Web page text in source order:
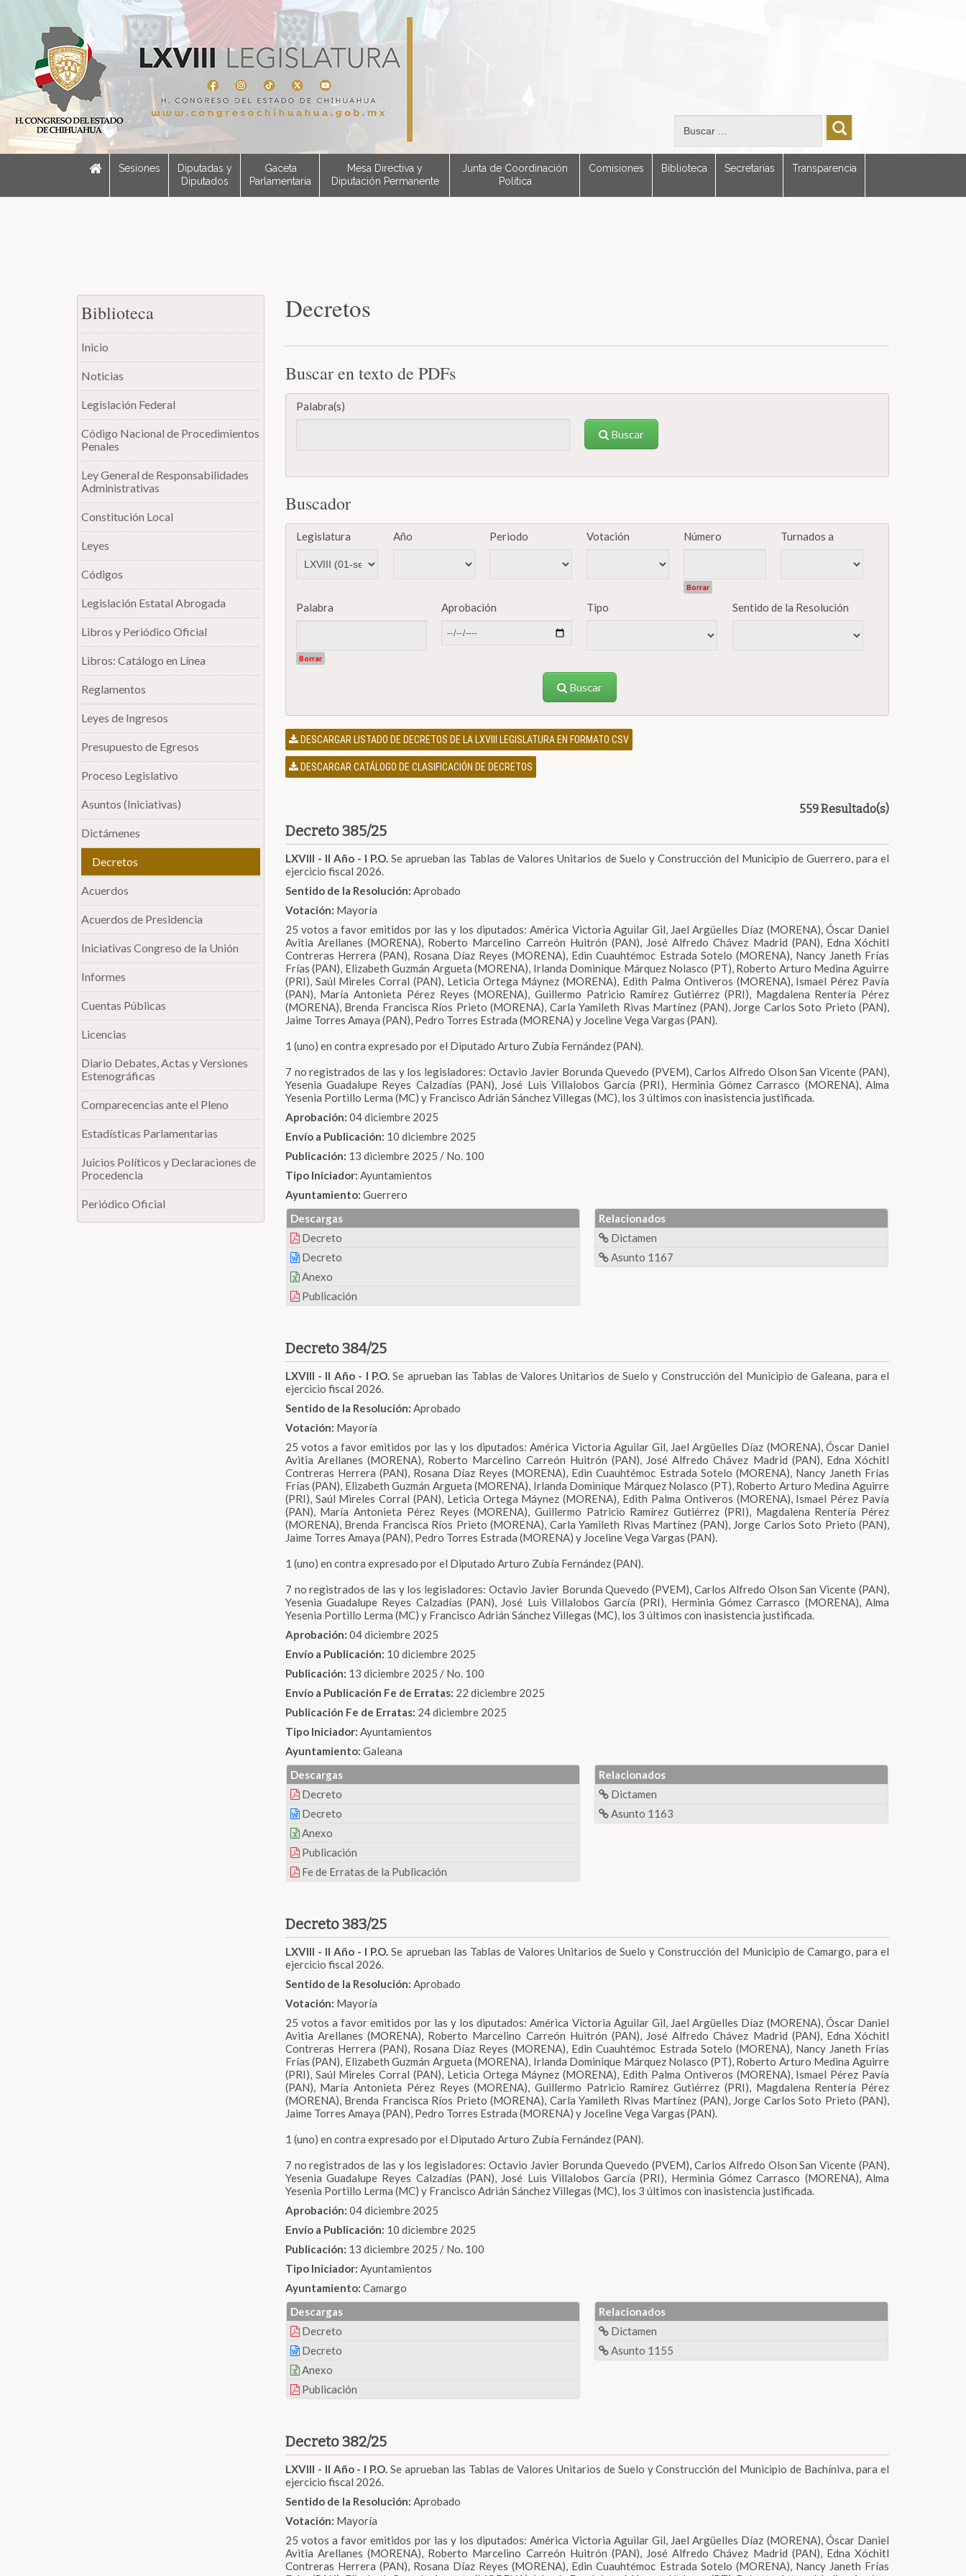
Sesiones
Diputadas y
Diputados
Gaceta
Parlamentaria
Mesa Directiva y
Diputación Permanente
Junta de Coordinación
Política
Comisiones Biblioteca Secretarías Transparencia
Biblioteca
Inicio
Noticias
Legislación Federal
Código Nacional de Procedimientos
Penales
Ley General de Responsabilidades
Administrativas
Constitución Local
Leyes
Códigos
Legislación Estatal Abrogada
Libros y Periódico Oficial
Libros: Catálogo en Línea
Reglamentos
Leyes de Ingresos
Presupuesto de Egresos
Proceso Legislativo
Asuntos (Iniciativas)
Dictámenes
Decretos
Acuerdos
Acuerdos de Presidencia
Iniciativas Congreso de la Unión
Informes
Cuentas Públicas
Licencias
Diario Debates, Actas y Versiones
Estenográficas
Comparecencias ante el Pleno
Estadísticas Parlamentarias
Juicios Políticos y Declaraciones de
Procedencia
Periódico Oficial
Decretos
Buscar en texto de PDFs
Palabra(s)
Buscar
Buscador
Legislatura Año Periodo Votación Número
Borrar
Turnados a
Palabra
Borrar
Aprobación Tipo Sentido de la Resolución
Buscar
DESCARGAR LISTADO DE DECRETOS DE LA LXVIII LEGISLATURA EN FORMATO CSV
DESCARGAR CATÁLOGO DE CLASIFICACIÓN DE DECRETOS
559 Resultado(s)
Decreto 385/25
LXVIII - II Año - I P.O.Se aprueban las Tablas de Valores Unitarios de Suelo y Construcción del Municipio de Guerrero, para el
ejercicio fiscal 2026.
Sentido de la Resolución: Aprobado
Votación: Mayoría
25 votos a favor emitidos por las y los diputados: América Victoria Aguilar Gil, Jael Argüelles Díaz (MORENA), Óscar Daniel
Avitia Arellanes (MORENA), Roberto Marcelino Carreón Huitrón (PAN), José Alfredo Chávez Madrid (PAN), Edna Xóchitl
Contreras Herrera (PAN), Rosana Díaz Reyes (MORENA), Edin Cuauhtémoc Estrada Sotelo (MORENA), Nancy Janeth Frías
Frías (PAN), Elizabeth Guzmán Argueta (MORENA), Irlanda Dominique Márquez Nolasco (PT), Roberto Arturo Medina Aguirre
(PRI), Saúl Mireles Corral (PAN), Leticia Ortega Máynez (MORENA), Edith Palma Ontiveros (MORENA), Ismael Pérez Pavía
(PAN), María Antonieta Pérez Reyes (MORENA), Guillermo Patricio Ramírez Gutiérrez (PRI), Magdalena Rentería Pérez
(MORENA), Brenda Francisca Ríos Prieto (MORENA), Carla Yamileth Rivas Martínez (PAN), Jorge Carlos Soto Prieto (PAN),
Jaime Torres Amaya (PAN), Pedro Torres Estrada (MORENA) y Joceline Vega Vargas (PAN).
1 (uno) en contra expresado por el Diputado Arturo Zubía Fernández (PAN).
7 no registrados de las y los legisladores: Octavio Javier Borunda Quevedo (PVEM), Carlos Alfredo Olson San Vicente (PAN),
Yesenia Guadalupe Reyes Calzadías (PAN), José Luis Villalobos García (PRI), Herminia Gómez Carrasco (MORENA), Alma
Yesenia Portillo Lerma (MC) y Francisco Adrián Sánchez Villegas (MC), los 3 últimos con inasistencia justificada.
Aprobación: 04 diciembre 2025
Envío a Publicación: 10 diciembre 2025
Publicación: 13 diciembre 2025 / No. 100
Tipo Iniciador: Ayuntamientos
Ayuntamiento: Guerrero
Descargas
Decreto
Decreto
Anexo
Publicación
Relacionados
Dictamen
Asunto 1167
Decreto 384/25
LXVIII - II Año - I P.O.Se aprueban las Tablas de Valores Unitarios de Suelo y Construcción del Municipio de Galeana, para el
ejercicio fiscal 2026.
Sentido de la Resolución: Aprobado
Votación: Mayoría
25 votos a favor emitidos por las y los diputados: América Victoria Aguilar Gil, Jael Argüelles Díaz (MORENA), Óscar Daniel
Avitia Arellanes (MORENA), Roberto Marcelino Carreón Huitrón (PAN), José Alfredo Chávez Madrid (PAN), Edna Xóchitl
Contreras Herrera (PAN), Rosana Díaz Reyes (MORENA), Edin Cuauhtémoc Estrada Sotelo (MORENA), Nancy Janeth Frías
Frías (PAN), Elizabeth Guzmán Argueta (MORENA), Irlanda Dominique Márquez Nolasco (PT), Roberto Arturo Medina Aguirre
(PRI), Saúl Mireles Corral (PAN), Leticia Ortega Máynez (MORENA), Edith Palma Ontiveros (MORENA), Ismael Pérez Pavía
(PAN), María Antonieta Pérez Reyes (MORENA), Guillermo Patricio Ramírez Gutiérrez (PRI), Magdalena Rentería Pérez
(MORENA), Brenda Francisca Ríos Prieto (MORENA), Carla Yamileth Rivas Martínez (PAN), Jorge Carlos Soto Prieto (PAN),
Jaime Torres Amaya (PAN), Pedro Torres Estrada (MORENA) y Joceline Vega Vargas (PAN).
1 (uno) en contra expresado por el Diputado Arturo Zubía Fernández (PAN).
7 no registrados de las y los legisladores: Octavio Javier Borunda Quevedo (PVEM), Carlos Alfredo Olson San Vicente (PAN),
Yesenia Guadalupe Reyes Calzadías (PAN), José Luis Villalobos García (PRI), Herminia Gómez Carrasco (MORENA), Alma
Yesenia Portillo Lerma (MC) y Francisco Adrián Sánchez Villegas (MC), los 3 últimos con inasistencia justificada.
Aprobación: 04 diciembre 2025
Envío a Publicación: 10 diciembre 2025
Publicación: 13 diciembre 2025 / No. 100
Envío a Publicación Fe de Erratas: 22 diciembre 2025
Publicación Fe de Erratas: 24 diciembre 2025
Tipo Iniciador: Ayuntamientos
Ayuntamiento: Galeana
Descargas
Decreto
Decreto
Anexo
Publicación
Fe de Erratas de la Publicación
Relacionados
Dictamen
Asunto 1163
Decreto 383/25
LXVIII - II Año - I P.O.Se aprueban las Tablas de Valores Unitarios de Suelo y Construcción del Municipio de Camargo, para el
ejercicio fiscal 2026.
Sentido de la Resolución: Aprobado
Votación: Mayoría
25 votos a favor emitidos por las y los diputados: América Victoria Aguilar Gil, Jael Argüelles Díaz (MORENA), Óscar Daniel
Avitia Arellanes (MORENA), Roberto Marcelino Carreón Huitrón (PAN), José Alfredo Chávez Madrid (PAN), Edna Xóchitl
Contreras Herrera (PAN), Rosana Díaz Reyes (MORENA), Edin Cuauhtémoc Estrada Sotelo (MORENA), Nancy Janeth Frías
Frías (PAN), Elizabeth Guzmán Argueta (MORENA), Irlanda Dominique Márquez Nolasco (PT), Roberto Arturo Medina Aguirre
(PRI), Saúl Mireles Corral (PAN), Leticia Ortega Máynez (MORENA), Edith Palma Ontiveros (MORENA), Ismael Pérez Pavía
(PAN), María Antonieta Pérez Reyes (MORENA), Guillermo Patricio Ramírez Gutiérrez (PRI), Magdalena Rentería Pérez
(MORENA), Brenda Francisca Ríos Prieto (MORENA), Carla Yamileth Rivas Martínez (PAN), Jorge Carlos Soto Prieto (PAN),
Jaime Torres Amaya (PAN), Pedro Torres Estrada (MORENA) y Joceline Vega Vargas (PAN).
1 (uno) en contra expresado por el Diputado Arturo Zubía Fernández (PAN).
7 no registrados de las y los legisladores: Octavio Javier Borunda Quevedo (PVEM), Carlos Alfredo Olson San Vicente (PAN),
Yesenia Guadalupe Reyes Calzadías (PAN), José Luis Villalobos García (PRI), Herminia Gómez Carrasco (MORENA), Alma
Yesenia Portillo Lerma (MC) y Francisco Adrián Sánchez Villegas (MC), los 3 últimos con inasistencia justificada.
Aprobación: 04 diciembre 2025
Envío a Publicación: 10 diciembre 2025
Publicación: 13 diciembre 2025 / No. 100
Tipo Iniciador: Ayuntamientos
Ayuntamiento: Camargo
Descargas
Decreto
Decreto
Anexo
Publicación
Relacionados
Dictamen
Asunto 1155
Decreto 382/25
LXVIII - II Año - I P.O.Se aprueban las Tablas de Valores Unitarios de Suelo y Construcción del Municipio de Bachíniva, para el
ejercicio fiscal 2026.
Sentido de la Resolución: Aprobado
Votación: Mayoría
25 votos a favor emitidos por las y los diputados: América Victoria Aguilar Gil, Jael Argüelles Díaz (MORENA), Óscar Daniel
Avitia Arellanes (MORENA), Roberto Marcelino Carreón Huitrón (PAN), José Alfredo Chávez Madrid (PAN), Edna Xóchitl
Contreras Herrera (PAN), Rosana Díaz Reyes (MORENA), Edin Cuauhtémoc Estrada Sotelo (MORENA), Nancy Janeth Frías